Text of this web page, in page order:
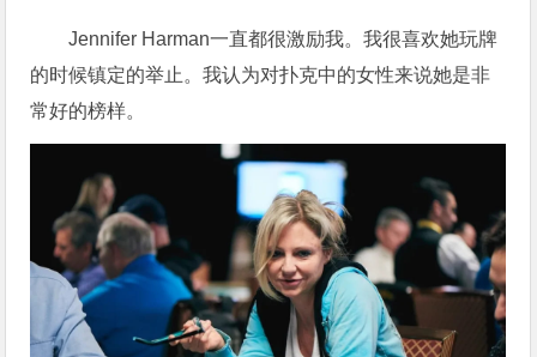
Jennifer Harman一直都很激励我。我很喜欢她玩牌
的时候镇定的举止。我认为对扑克中的女性来说她是非
常好的榜样。